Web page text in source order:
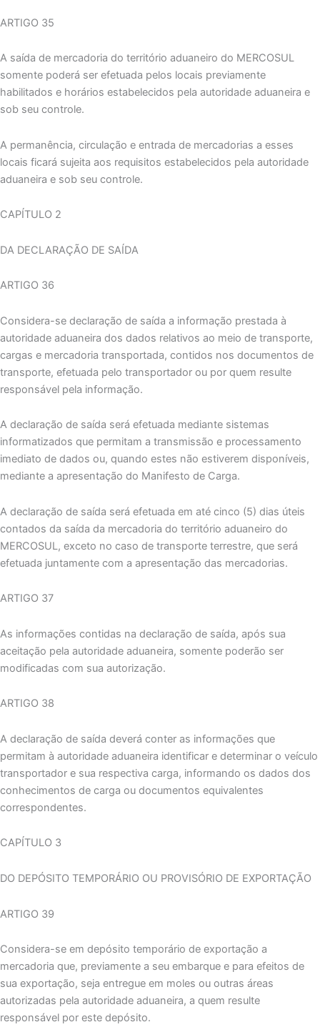
ARTIGO 35
A saída de mercadoria do território aduaneiro do MERCOSUL
somente poderá ser efetuada pelos locais previamente
habilitados e horários estabelecidos pela autoridade aduaneira e
sob seu controle.
A permanência, circulação e entrada de mercadorias a esses
locais ficará sujeita aos requisitos estabelecidos pela autoridade
aduaneira e sob seu controle.
CAPÍTULO 2
DA DECLARAÇÃO DE SAÍDA
ARTIGO 36
Considera-se declaração de saída a informação prestada à
autoridade aduaneira dos dados relativos ao meio de transporte,
cargas e mercadoria transportada, contidos nos documentos de
transporte, efetuada pelo transportador ou por quem resulte
responsável pela informação.
A declaração de saída será efetuada mediante sistemas
informatizados que permitam a transmissão e processamento
imediato de dados ou, quando estes não estiverem disponíveis,
mediante a apresentação do Manifesto de Carga.
A declaração de saída será efetuada em até cinco (5) dias úteis
contados da saída da mercadoria do território aduaneiro do
MERCOSUL, exceto no caso de transporte terrestre, que será
efetuada juntamente com a apresentação das mercadorias.
ARTIGO 37
As informações contidas na declaração de saída, após sua
aceitação pela autoridade aduaneira, somente poderão ser
modificadas com sua autorização.
ARTIGO 38
A declaração de saída deverá conter as informações que
permitam à autoridade aduaneira identificar e determinar o veículo
transportador e sua respectiva carga, informando os dados dos
conhecimentos de carga ou documentos equivalentes
correspondentes.
CAPÍTULO 3
DO DEPÓSITO TEMPORÁRIO OU PROVISÓRIO DE EXPORTAÇÃO
ARTIGO 39
Considera-se em depósito temporário de exportação a
mercadoria que, previamente a seu embarque e para efeitos de
sua exportação, seja entregue em moles ou outras áreas
autorizadas pela autoridade aduaneira, a quem resulte
responsável por este depósito.